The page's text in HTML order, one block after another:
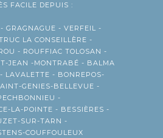
FACILE DEPUIS :
GRAGNAGUE - VERFEIL -
LA CONSEILLÈRE -
- ROUFFIAC TOLOSAN -
JEAN -MONTRABÉ - BALMA
LAVALETTE - BONREPOS-
GENIES-BELLEVUE -
-
LA-POINTE - BESSIÈRES -
SUR-TARN -
COUFFOULEUX